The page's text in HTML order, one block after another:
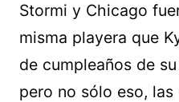
Stormi y Chicago
misma playera que
de cumpleaños de
pero no sólo eso,